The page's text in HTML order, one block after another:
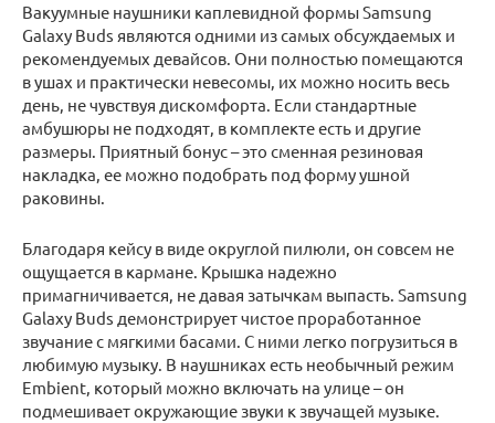
Вакуумные наушники каплевидной формы Samsung
Galaxy Buds являются одними из самых обсуждаемых и
рекомендуемых девайсов. Они полностью помещаются
в ушах и практически невесомы, их можно носить весь
день, не чувствуя дискомфорта. Если стандартные
амбушюры не подходят, в комплекте есть и другие
размеры. Приятный бонус – это сменная резиновая
накладка, ее можно подобрать под форму ушной
раковины.
Благодаря кейсу в виде округлой пилюли, он совсем не
ощущается в кармане. Крышка надежно
примагничивается, не давая затычкам выпасть. Samsung
Galaxy Buds демонстрирует чистое проработанное
звучание с мягкими басами. С ними легко погрузиться в
любимую музыку. В наушниках есть необычный режим
Embient, который можно включать на улице – он
подмешивает окружающие звуки к звучащей музыке.